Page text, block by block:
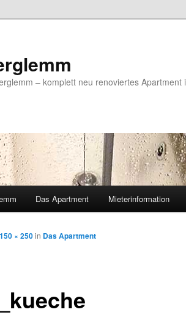
– komplett neu renoviertes Apartment
Das Apartment Mieterinformation
150 × 250in Das Apartment